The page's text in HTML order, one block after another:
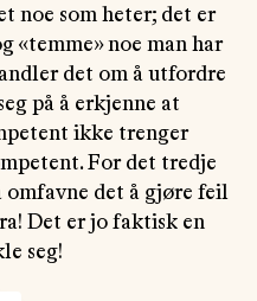
noe som heter; det er
«temme» noe man har
det om å utfordre
på å erkjenne at
ikke trenger
For det tredje
det å gjøre feil
Det er jo faktisk en
seg!